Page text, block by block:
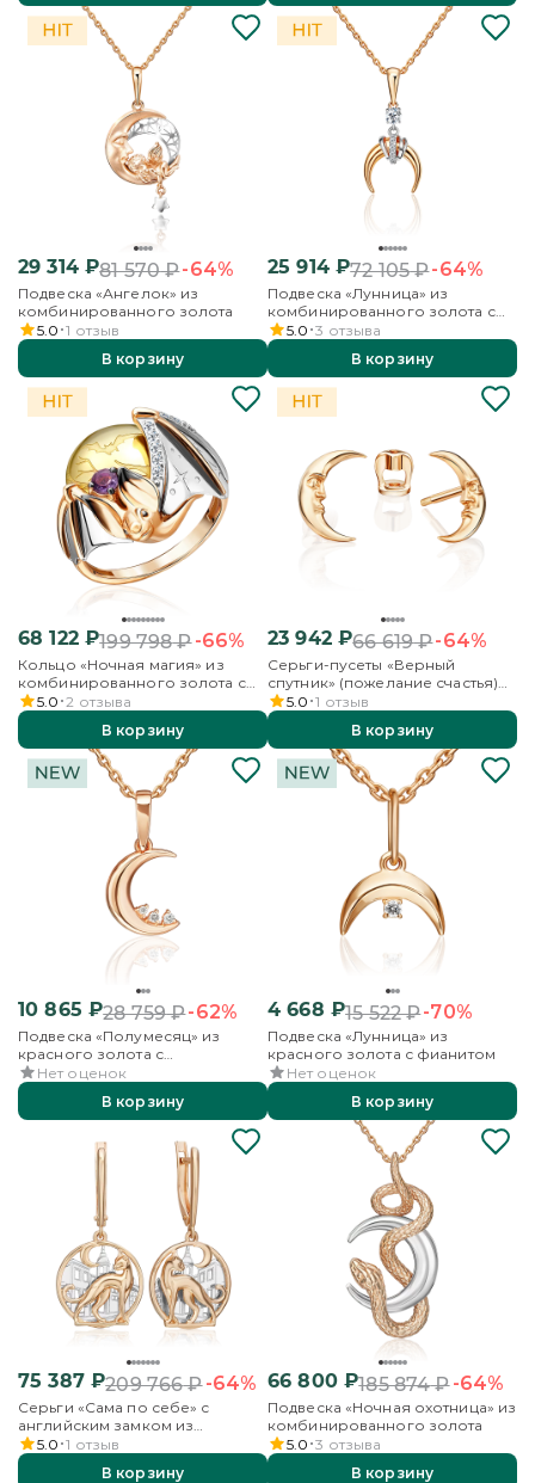
29 314₽81 570₽-64%
Подвеска «Ангелок» из
комбинированного золота
5.0 1 отзыв
В корзину
25 914₽72 105₽-64%
Подвеска «Лунница» из
комбинированного золота с
фианитами
5.0 3 отзыва
В корзину
68 122₽199 798₽-66%
Кольцо «Ночная магия» из
комбинированного золота с
аметистом и бесцветными
топазами
5.0 2 отзыва
В корзину
23 942₽66 619₽-64%
Серьги-пусеты «Верный
спутник» (пожелание счастья)
из красного золота
5.0 1 отзыв
В корзину
10 865 ₽28 759₽-62%
Подвеска «Полумесяц» из
красного золота с
бриллиантами
Нет оценок
В корзину
4 668 ₽15 522₽-70%
Подвеска «Лунница» из
красного золота с фианитом
Нет оценок
В корзину
75 387₽209 766₽-64%
Серьги «Сама по себе» с
английским замком из
комбинированного золота
5.0 1 отзыв
В корзину
66 800₽185 874₽-64%
Подвеска «Ночная охотница» из
комбинированного золота
5.0 3 отзыва
В корзину